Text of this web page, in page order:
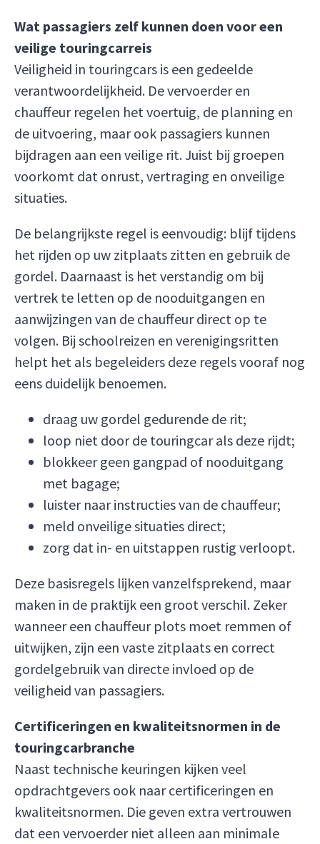
Wat passagiers zelf kunnen doen voor een
veilige touringcarreis
Veiligheid in touringcars is een gedeelde
verantwoordelijkheid. De vervoerder en
chauffeur regelen het voertuig, de planning en
de uitvoering, maar ook passagiers kunnen
bijdragen aan een veilige rit. Juist bij groepen
voorkomt dat onrust, vertraging en onveilige
situaties.
De belangrijkste regel is eenvoudig: blijf tijdens
het rijden op uw zitplaats zitten en gebruik de
gordel. Daarnaast is het verstandig om bij
vertrek te letten op de nooduitgangen en
aanwijzingen van de chauffeur direct op te
volgen. Bij schoolreizen en verenigingsritten
helpt het als begeleiders deze regels vooraf nog
eens duidelijk benoemen.
draag uw gordel gedurende de rit;
loop niet door de touringcar als deze rijdt;
blokkeer geen gangpad of nooduitgang
met bagage;
luister naar instructies van de chauffeur;
meld onveilige situaties direct;
zorg dat in- en uitstappen rustig verloopt.
Deze basisregels lijken vanzelfsprekend, maar
maken in de praktijk een groot verschil. Zeker
wanneer een chauffeur plots moet remmen of
uitwijken, zijn een vaste zitplaats en correct
gordelgebruik van directe invloed op de
veiligheid van passagiers.
Certificeringen en kwaliteitsnormen in de
touringcarbranche
Naast technische keuringen kijken veel
opdrachtgevers ook naar certificeringen en
kwaliteitsnormen. Die geven extra vertrouwen
dat een vervoerder niet alleen aan minimale